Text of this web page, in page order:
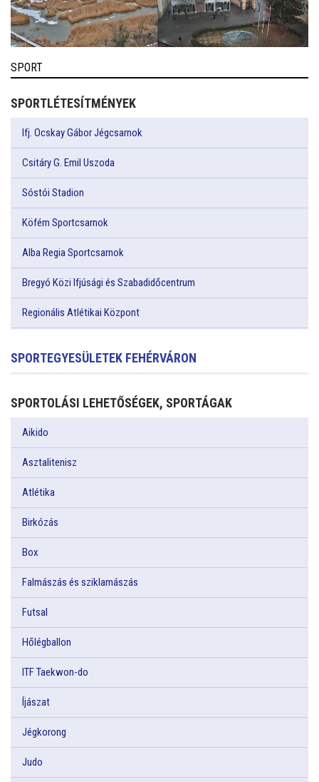
SPORT
SPORTLÉTESÍTMÉNYEK
Ifj. Ocskay Gábor Jégcsarnok
Csitáry G. Emil Uszoda
Sóstói Stadion
Köfém Sportcsarnok
Alba Regia Sportcsarnok
Bregyó Közi Ifjúsági és Szabadidőcentrum
Regionális Atlétikai Központ
SPORTEGYESÜLETEK FEHÉRVÁRON
SPORTOLÁSI LEHETŐSÉGEK, SPORTÁGAK
Aikido
Asztalitenisz
Atlétika
Birkózás
Box
Falmászás és sziklamászás
Futsal
Hőlégballon
ITF Taekwon-do
Íjászat
Jégkorong
Judo